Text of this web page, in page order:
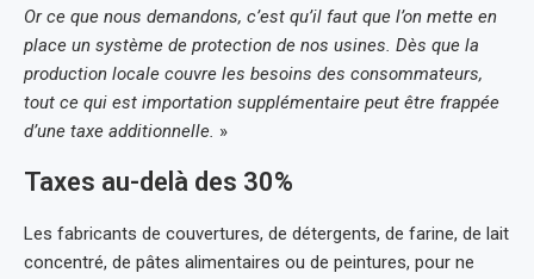
Or ce que nous demandons, c’est qu’il faut que l’on mette en
place un système de protection de nos usines. Dès que la
production locale couvre les besoins des consommateurs,
tout ce qui est importation supplémentaire peut être frappée
d’une taxe additionnelle. »
Taxes au-delà des 30%
Les fabricants de couvertures, de détergents, de farine, de lait
concentré, de pâtes alimentaires ou de peintures, pour ne